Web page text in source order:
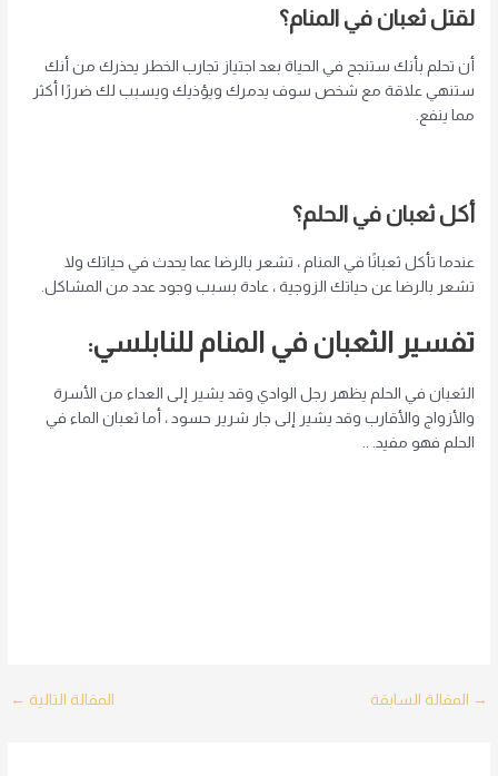
لقتل ثعبان في المنام؟
أن تحلم بأنك ستنجح في الحياة بعد اجتياز تجارب الخطر يحذرك من أنك
ستنهي علاقة مع شخص سوف يدمرك ويؤذيك ويسبب لك ضررًا أكثر
مما ينفع.
أكل ثعبان في الحلم؟
عندما تأكل ثعبانًا في المنام ، تشعر بالرضا عما يحدث في حياتك ولا
تشعر بالرضا عن حياتك الزوجية ، عادة بسبب وجود عدد من المشاكل.
تفسير الثعبان في المنام للنابلسي:
الثعبان في الحلم يظهر رجل الوادي وقد يشير إلى العداء من الأسرة
والأزواج والأقارب وقد يشير إلى جار شرير حسود ، أما ثعبان الماء في
الحلم فهو مفيد. ..
Post
→ المقالة السابقة المقالة التالية ←